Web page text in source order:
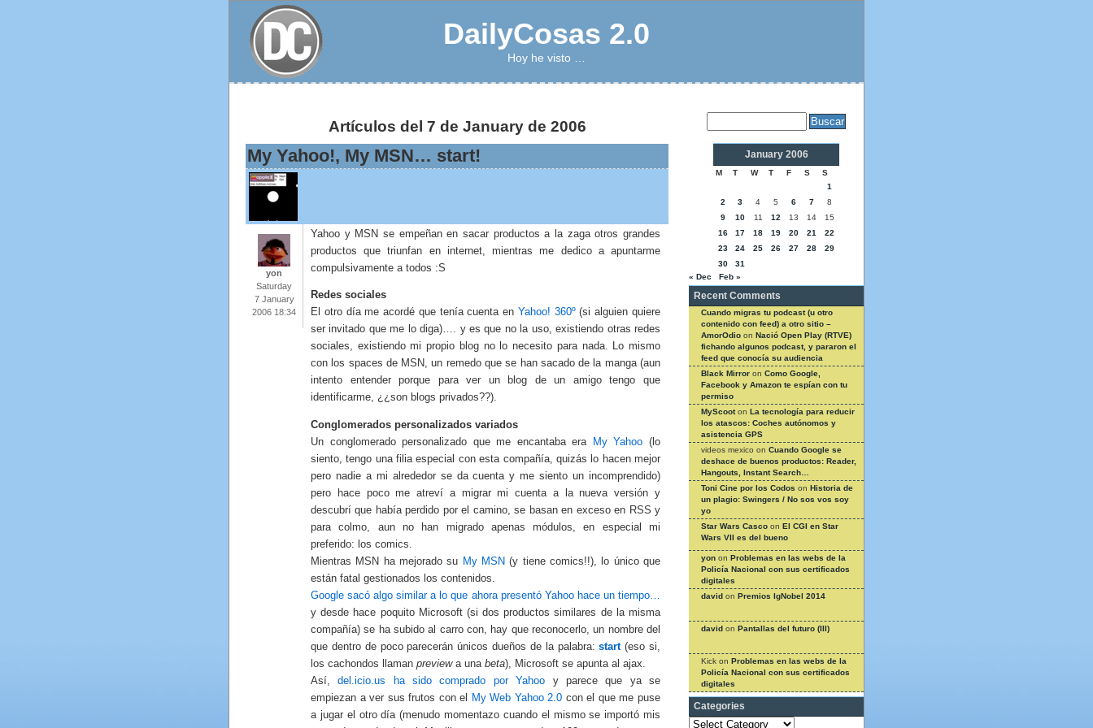
DailyCosas 2.0
Hoy he visto …
Artículos del 7 de January de 2006
My Yahoo!, My MSN… start!
yon
Saturday
7 January
2006 18:34
Yahoo y MSN se empeñan en sacar productos a la zaga otros grandes
productos que triunfan en internet, mientras me dedico a apuntarme
compulsivamente a todos :S
Redes sociales
El otro día me acordé que tenía cuenta en Yahoo! 360º(si alguien quiere
ser invitado que me lo diga)…. y es que no la uso, existiendo otras redes
sociales, existiendo mi propio blog no lo necesito para nada. Lo mismo
con los spaces de MSN, un remedo que se han sacado de la manga (aun
intento entender porque para ver un blog de un amigo tengo que
identificarme, ¿¿son blogs privados??).
Conglomerados personalizados variados
Un conglomerado personalizado que me encantaba era
My Yahoo (lo
siento, tengo una filia especial con esta compañía, quizás lo hacen mejor
pero nadie a mi alrededor se da cuenta y me siento un incomprendido)
pero hace poco me atreví a migrar mi cuenta a la nueva versión y
descubrí que había perdido por el camino, se basan en exceso en RSS y
para colmo, aun no han migrado apenas módulos, en especial mi
preferido: los comics.
Mientras MSN ha mejorado su My MSN (y tiene comics!!), lo único que
están fatal gestionados los contenidos.
Google sacó algo similar a lo que ahora presentó Yahoo hace un tiempo…
y desde hace poquito Microsoft (si dos productos similares de la misma
compañía) se ha subido al carro con, hay que reconocerlo, un nombre del
que dentro de poco parecerán únicos dueños de la palabra:start(eso si,
los cachondos llaman previewa una beta), Microsoft se apunta al ajax.
Así,del.icio.us ha sido comprado por Yahoo y parece que ya se
empiezan a ver sus frutos con el
My Web Yahoo 2.0 con el que me puse
a jugar el otro día (menudo momentazo cuando el mismo se importó mis
January 2006
M T W T F S
S
1
2
3 4 5 6 7
8
9
10 11 12 13 14
15
16
17 18 19 20 21
22
23
24 25 26 27 28
29
30
31
« Dec
Feb »
Recent Comments
Cuando migras tu podcast (u otro
contenido con feed) a otro sitio –
AmorOdio on Nació Open Play (RTVE)
fichando algunos podcast, y pararon el
feed que conocía su audiencia
Black Mirror on Como Google,
Facebook y Amazon te espían con tu
permiso
MyScooton La tecnología para reducir
los atascos: Coches autónomos y
asistencia GPS
videos mexico on Cuando Google se
deshace de buenos productos: Reader,
Hangouts, Instant Search…
Toni Cine por los Codos on Historia de
un plagio: Swingers / No sos vos soy
yo
Star Wars Casco on El CGI en Star
Wars VII es del bueno
yon on Problemas en las webs de la
Policía Nacional con sus certificados
digitales
david on Premios IgNobel 2014
david on Pantallas del futuro (III)
Kick on Problemas en las webs de la
Policía Nacional con sus certificados
digitales
Categories
Categories